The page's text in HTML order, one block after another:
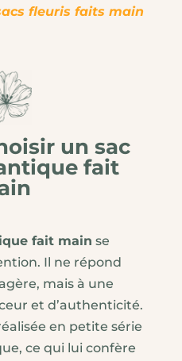
fleuris faits main
un sac
fait
fait main se
Il ne répond
mais à une
et d’authenticité.
en petite série
ce qui lui confère